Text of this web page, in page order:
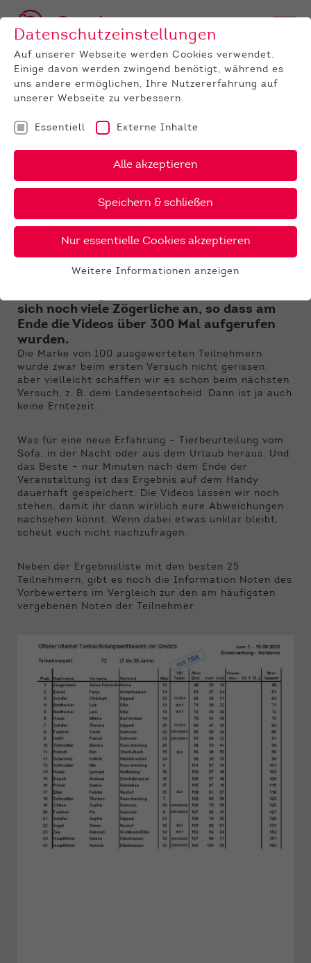
UNTERNEHMEN News
1. Internet-TB-Wettbewerb
ein voller Erfolg
Auf den letzten Drücker ging es Stunden
vor Beendigung des Wettbewerbes noch
sich noch viele Zögerliche an, so dass am
Ende die Videos über 300 Mal aufgerufen
wurden.
Die Marke von 100 ausgewerteten Teilnehmern
wurde zwar beim ersten Versuch nicht gerissen,
aber vielleicht schaffen wir es schon beim nächsten
Versuch, z. B. dem Landesentscheid. Dann ist ja auch
keine Erntezeit.
Was für eine neue Erfahrung – Tierbeurteilung vom
Sofa, in der Nacht oder aus dem Urlaub heraus. Und
das Beste – nur Minuten nach dem Ende der
Veranstaltung ist das Ergebnis auf dem Handy
dauerhaft gespeichert. Die Videos lassen wir noch
stehen, damit ihr dann wirklich eure Abweichungen
nachsehen könnt. Wenn dabei etwas unklar bleibt,
scheut euch nicht nachzufragen.
Neben der Ergebnisliste mit den besten 25
Teilnehmern, gibt es noch die Information Noten des
Vorbewerters im Vergleich zur den am häufigsten
vergebenen Noten der Teilnehmer.
Datenschutzeinstellungen
Auf unserer Webseite werden Cookies verwendet.
Einige davon werden zwingend benötigt, während es
uns andere ermöglichen, Ihre Nutzererfahrung auf
unserer Webseite zu verbessern.
Essentiell Externe Inhalte
Alle akzeptieren
Speichern & schließen
Nur essentielle Cookies akzeptieren
Funktionen der Webseite benötigt. Dadurch ist
gewährleistet, dass die Webseite einwandfrei
funktioniert.
Name cookie_optin
Anbieter
Zweck
Cookie-Informationen anzeigen
Externe Inhalte
Inhalte, um Ihnen zusätzliche Informationen
anzubieten.
Weitere Informationen anzeigen